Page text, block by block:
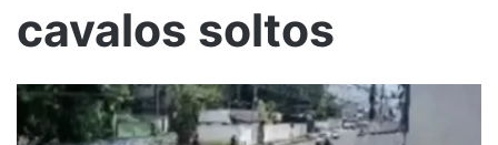
cavalos soltos